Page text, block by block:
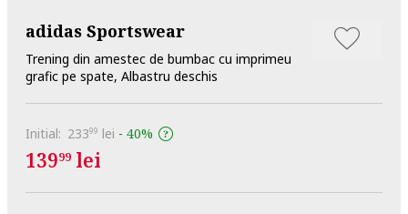
adidas Sportswear
Trening din amestec de bumbac cu imprimeu
grafic pe spate, Albastru deschis
Initial: 23399 lei - 40%
13999 lei